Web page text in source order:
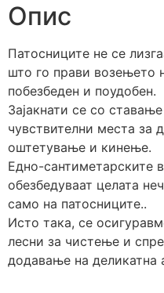
Опис
Патосниците не се
што го прави возењето
побезбеден и поудобен.
Зајакнати се со
чувствителни места за
оштетување и кинење.
Едно-сантиметарските
обезбедуваат целата
само на патосниците..
Исто така, се
лесни за чистење и
додавање на деликатна